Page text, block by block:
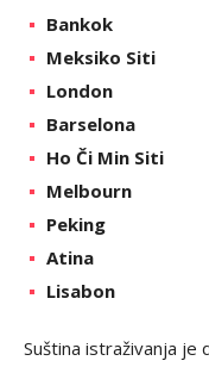
Bankok
Meksiko Siti
London
Barselona
Ho Či Min Siti
Melbourn
Peking
Atina
Lisabon
Suština istraživanja je